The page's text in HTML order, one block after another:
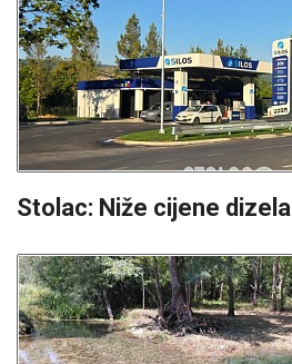
Stolac: Niže cijene dizela